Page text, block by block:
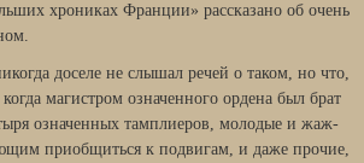
хрониках Франции» рассказано об очень
доселе не слышал речей о таком, но что,
магистром означенного ордена был брат
означенных тамплиеров, молодые и жаж­
приобщиться к подвигам, и даже про­чие,